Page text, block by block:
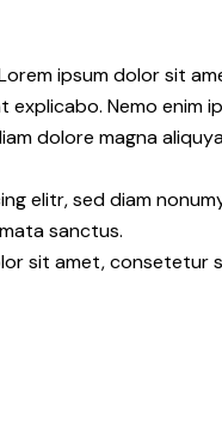
ipsum dolor sit
Nemo
dolore magna
elitr, sed diam
sanctus.
sit amet,